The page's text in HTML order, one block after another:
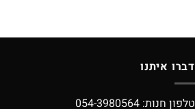
דברו איתנו
טלפון חנות: 054-3980564